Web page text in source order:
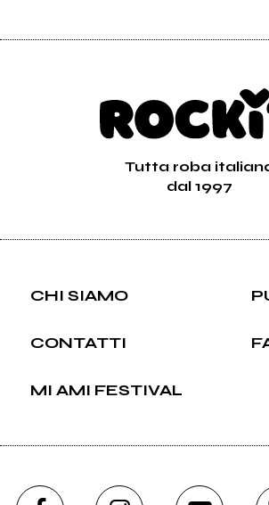
Tutta roba
dal 1997
CHI SIAMO
CONTATTI
MI AMI FESTIVAL